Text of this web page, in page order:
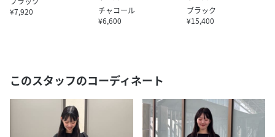
¥7,920
チャコール
¥6,600
ブラック
¥15,400
このスタッフのコーディネート